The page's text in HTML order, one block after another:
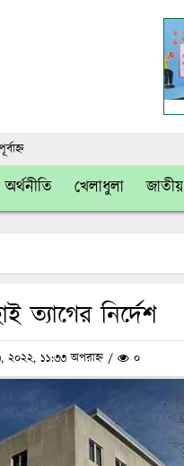
অর্থনীতি খেলাধুলা জাতীয়
ত্যাগের নির্দেশ
২০২২, ১১:৩৩ অপরাহ্ন / ০